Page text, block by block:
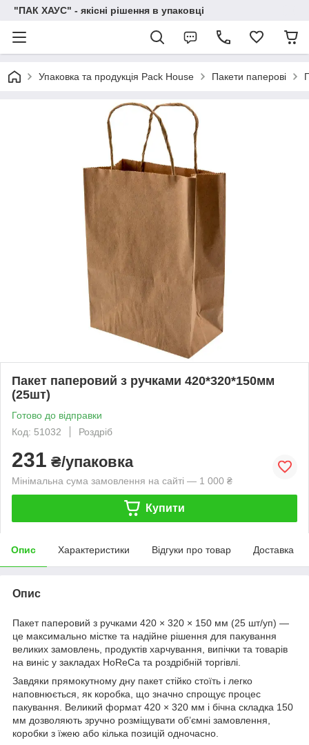
"ПАК ХАУС" - якісні рішення в упаковці
Упаковка та продукція Pack House Пакети паперові
Пакет паперовий з ручками 420*320*150мм
(25шт)
Готово до відправки
Код: 51032
Роздріб
231 ₴/упаковка
Мінімальна сума замовлення на сайті — 1 000 ₴
Купити
Опис Характеристики Відгуки про товар Доставка
Опис
Пакет паперовий з ручками 420 × 320 × 150 мм (25 шт/уп) —
це максимально містке та надійне рішення для пакування
великих замовлень, продуктів харчування, випічки та товарів
на виніс у закладах HoReCa та роздрібній торгівлі.
Завдяки прямокутному дну пакет стійко стоїть і легко
наповнюється, як коробка, що значно спрощує процес
пакування. Великий формат 420 × 320 мм і бічна складка 150
мм дозволяють зручно розміщувати об’ємні замовлення,
коробки з їжею або кілька позицій одночасно.